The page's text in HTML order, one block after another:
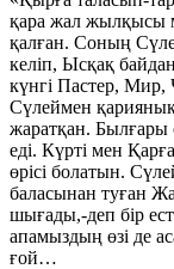
қара жал жылқысы
қалған. Соның
келіп, Ысқақ
күнгі Пастер, Мир,
Сүлеймен
жаратқан. Былғары
еді. Күрті мен
өрісі болатын.
баласынан туған
шығады,-деп бір
апамыздың өзі де
ғой…